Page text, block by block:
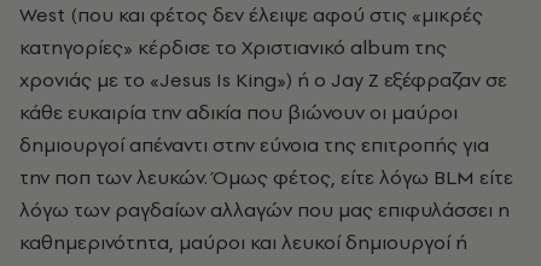
West (που και φέτος δεν έλειψε αφού στις «μικρές
κατηγορίες» κέρδισε το Χριστιανικό album της
χρονιάς με το «Jesus Is King») ή ο Jay Z εξέφραζαν σε
κάθε ευκαιρία την αδικία που βιώνουν οι μαύροι
δημιουργοί απέναντι στην εύνοια της επιτροπής για
την ποπ των λευκών. Όμως φέτος, είτε λόγω BLM είτε
λόγω των ραγδαίων αλλαγών που μας επιφυλάσσει η
καθημερινότητα, μαύροι και λευκοί δημιουργοί ή